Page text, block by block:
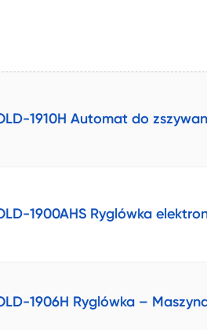
1910H Automat do
1900AHS Ryglówka
1906H Ryglówka –